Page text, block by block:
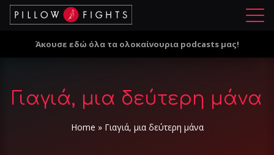
Μ
ο
Άκουσε εδώ όλα τα ολοκαίνουρια podcasts μας!
Γιαγιά, μια δεύτερη μάνα
Home » Γιαγιά, μια δεύτερη μάνα